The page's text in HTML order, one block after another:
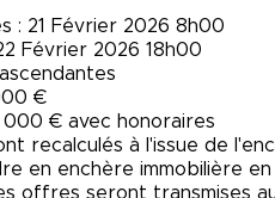
: 21 Février 2026 8h00
Février 2026 18h00
€
€ avec honoraires
recalculés à l'issue de
en enchère immobilière
offres seront transmises